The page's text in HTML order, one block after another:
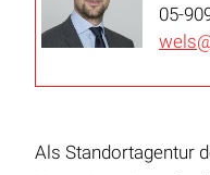
05-
Als Standortagentur